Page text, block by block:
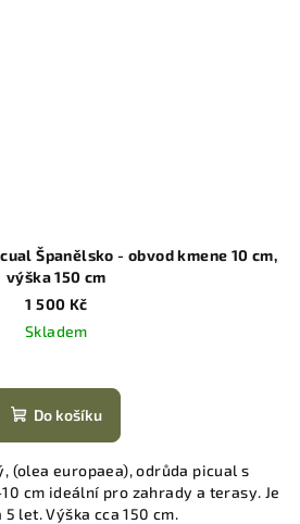
Španělsko - obvod kmene 10 cm,
výška 150 cm
1 500 Kč
Skladem
Do košíku
(olea europaea), odrůda picual s
cm ideální pro zahrady a terasy. Je
let. Výška cca 150 cm.